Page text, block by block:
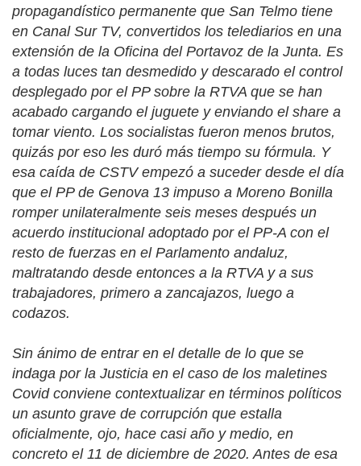
propagandístico permanente que San Telmo tiene
en Canal Sur TV, convertidos los telediarios en una
extensión de la Oficina del Portavoz de la Junta. Es
a todas luces tan desmedido y descarado el control
desplegado por el PP sobre la RTVA que se han
acabado cargando el juguete y enviando el share a
tomar viento. Los socialistas fueron menos brutos,
quizás por eso les duró más tiempo su fórmula. Y
esa caída de CSTV empezó a suceder desde el día
que el PP de Genova 13 impuso a Moreno Bonilla
romper unilateralmente seis meses después un
acuerdo institucional adoptado por el PP-A con el
resto de fuerzas en el Parlamento andaluz,
maltratando desde entonces a la RTVA y a sus
trabajadores, primero a zancajazos, luego a
codazos.
Sin ánimo de entrar en el detalle de lo que se
indaga por la Justicia en el caso de los maletines
Covid conviene contextualizar en términos políticos
un asunto grave de corrupción que estalla
oficialmente, ojo, hace casi año y medio, en
concreto el 11 de diciembre de 2020. Antes de esa